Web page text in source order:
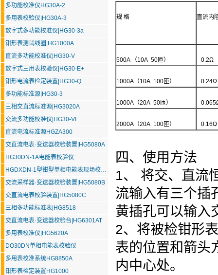
多功能校准仪HG30A-2
多用表校验仪|HG30A-3
数字式多功能校准仪|HG30-3a
钳形表测试线圈|HG1000A
直流多功能校准仪|HG30-V
数字式三用表校验仪|HG30-E+
钳形电流表检定装置|HG30-Q
多功能标准源|HG30-3
三相交直流标准源|HG3020A
交流多功能校准仪|HG30-VI
直流电流标准源HGZA300
交直流电表·变送器校验装置|HG5080A
HG30DN-1A电能表校验仪
HGDXDN-1型钳型单相电能表现场校验仪
交流采样器·变送器校验装置|HG5080B
交直流电表校验装置|HG5080C
三相多功能标准表|HG8518
交直流电表·变送器校验台|HG6301AT
多用表校准仪|HG5620A
DO30DN单相电能表校验仪
多用表校准系统HG8850A
钳形表检定装置HG1000
规 格 直流内
500A （10A 50匝） 0.2Ω
1000A（10A 100匝） 0.24Ω
1000A（20A 50匝）
2000A（20A 100匝） 0.16Ω
四、使用方法
1、 将交、直流
流输入有三个插
黄插孔可以输入
2、将被检钳形
表的位置和箭头
内中心处。